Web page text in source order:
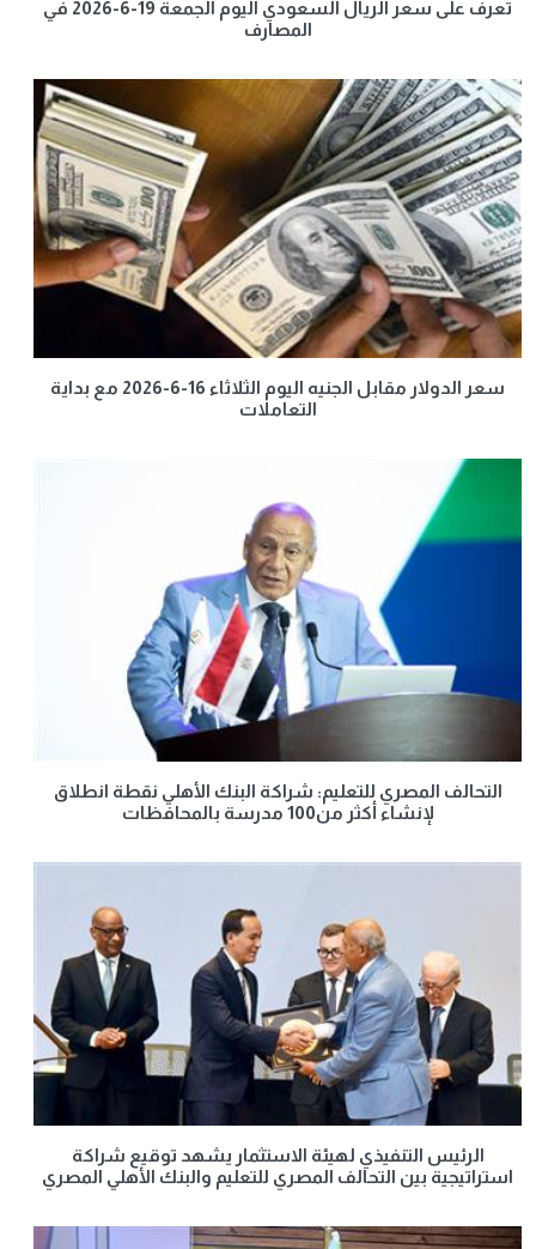
تعرف على سعر الريال السعودي اليوم الجمعة 19-6-2026 في
المصارف
سعر الدولار مقابل الجنيه اليوم الثلاثاء 16-6-2026 مع بداية
التعاملات
التحالف المصري للتعليم: شراكة البنك الأهلي نقطة انطلاق
لإنشاء أكثر من100 مدرسة بالمحافظات
الرئيس التنفيذي لهيئة الاستثمار يشهد توقيع شراكة
استراتيجية بين التحالف المصري للتعليم والبنك الأهلي المصري